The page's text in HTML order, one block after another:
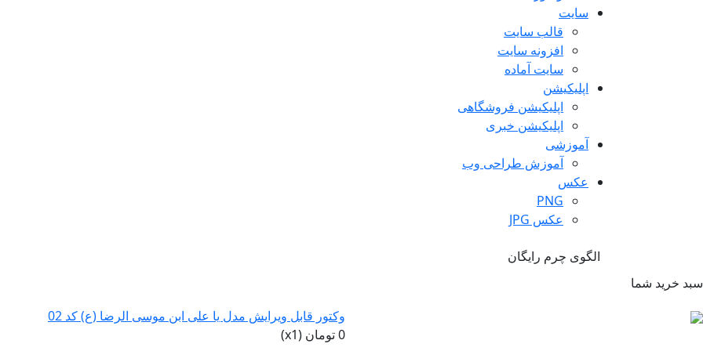
سایت
قالب سایت
افزونه سایت
سایت آماده
اپلیکیشن
اپلیکیشن فروشگاهی
اپلیکیشن خبری
آموزشی
آموزش طراحی وب
عکس
PNG
عکس JPG
الگوی چرم رایگان
سبد خرید شما
وکتور قابل ویرایش مدل یا علی ابن موسی الرضا (ع) کد 02
0 تومان (x1)